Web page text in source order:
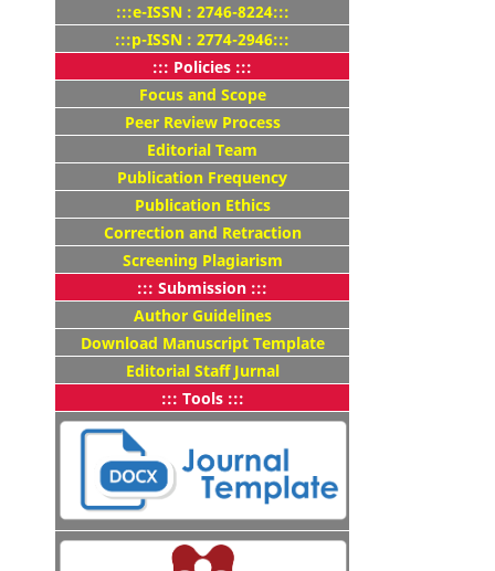
:::e-ISSN : 2746-8224:::
:::p-ISSN : 2774-2946:::
::: Policies :::
Focus and Scope
Peer Review Process
Editorial Team
Publication Frequency
Publication Ethics
Correction and Retraction
Screening Plagiarism
::: Submission :::
Author Guidelines
Download Manuscript Template
Editorial Staff Jurnal
::: Tools :::